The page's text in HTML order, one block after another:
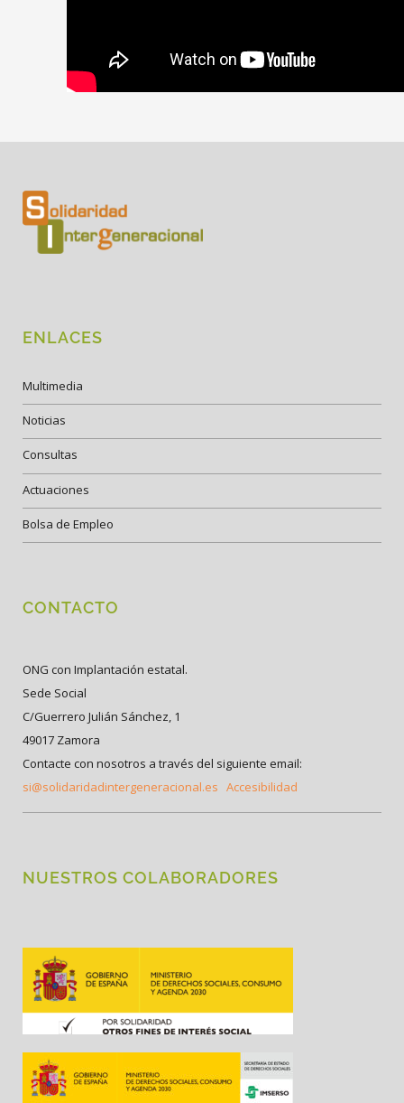
ENLACES
Multimedia
Noticias
Consultas
Actuaciones
Bolsa de Empleo
CONTACTO
ONG con Implantación estatal.
Sede Social
C/Guerrero Julián Sánchez, 1
49017 Zamora
Contacte con nosotros a través del siguiente email:
si@solidaridadintergeneracional.es Accesibilidad
NUESTROS COLABORADORES